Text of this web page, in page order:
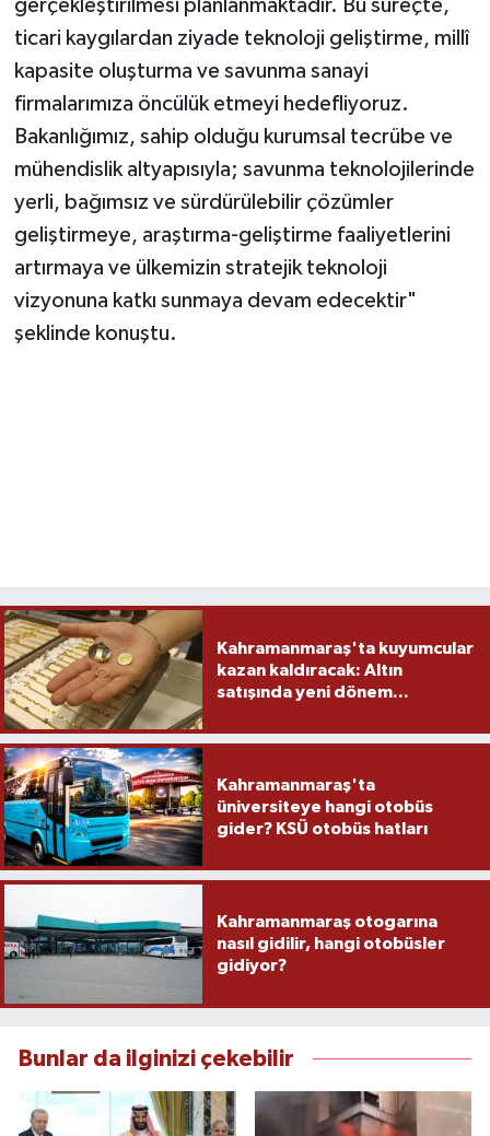
gerçekleştirilmesi planlanmaktadır. Bu süreçte,
ticari kaygılardan ziyade teknoloji geliştirme, millî
kapasite oluşturma ve savunma sanayi
firmalarımıza öncülük etmeyi hedefliyoruz.
Bakanlığımız, sahip olduğu kurumsal tecrübe ve
mühendislik altyapısıyla; savunma teknolojilerinde
yerli, bağımsız ve sürdürülebilir çözümler
geliştirmeye, araştırma-geliştirme faaliyetlerini
artırmaya ve ülkemizin stratejik teknoloji
vizyonuna katkı sunmaya devam edecektir"
şeklinde konuştu.
Kahramanmaraş'ta kuyumcular
kazan kaldıracak: Altın
satışında yeni dönem...
Kahramanmaraş'ta
üniversiteye hangi otobüs
gider? KSÜ otobüs hatları
Kahramanmaraş otogarına
nasıl gidilir, hangi otobüsler
gidiyor?
Bunlar da ilginizi çekebilir